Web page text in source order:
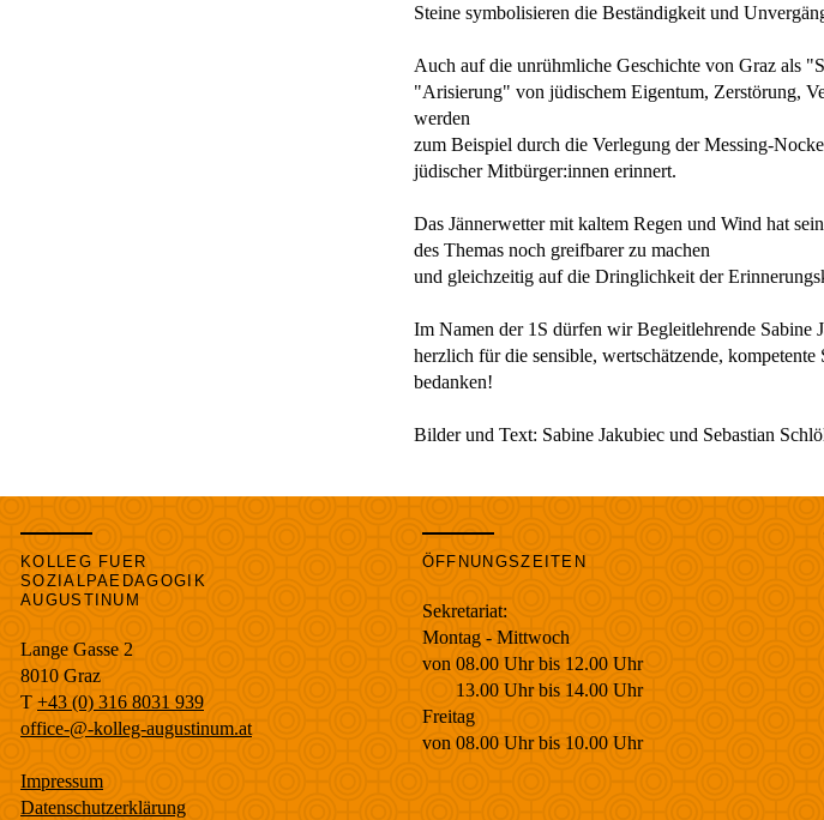
Steine symbolisieren die Beständigkeit und
Auch auf die unrühmliche Geschichte von Graz als
"Arisierung" von jüdischem Eigentum, Zerstörung,
werden
zum Beispiel durch die Verlegung der Messing-
jüdischer Mitbürger:innen erinnert.
Das Jännerwetter mit kaltem Regen und Wind hat
des Themas noch greifbarer zu machen
und gleichzeitig auf die Dringlichkeit der
Im Namen der 1S dürfen wir Begleitlehrende Sabine
herzlich für die sensible, wertschätzende,
bedanken!
Bilder und Text: Sabine Jakubiec und Sebastian
KOLLEG FUER
SOZIALPAEDAGOGIK
AUGUSTINUM
Lange Gasse 2
8010 Graz
T +43 (0) 316 8031 939
office-@-kolleg-augustinum.at
Impressum
Datenschutzerklärung
ÖFFNUNGSZEITEN
Sekretariat:
Montag - Mittwoch
von 08.00 Uhr bis 12.00 Uhr
13.00 Uhr bis 14.00 Uhr
Freitag
von 08.00 Uhr bis 10.00 Uhr